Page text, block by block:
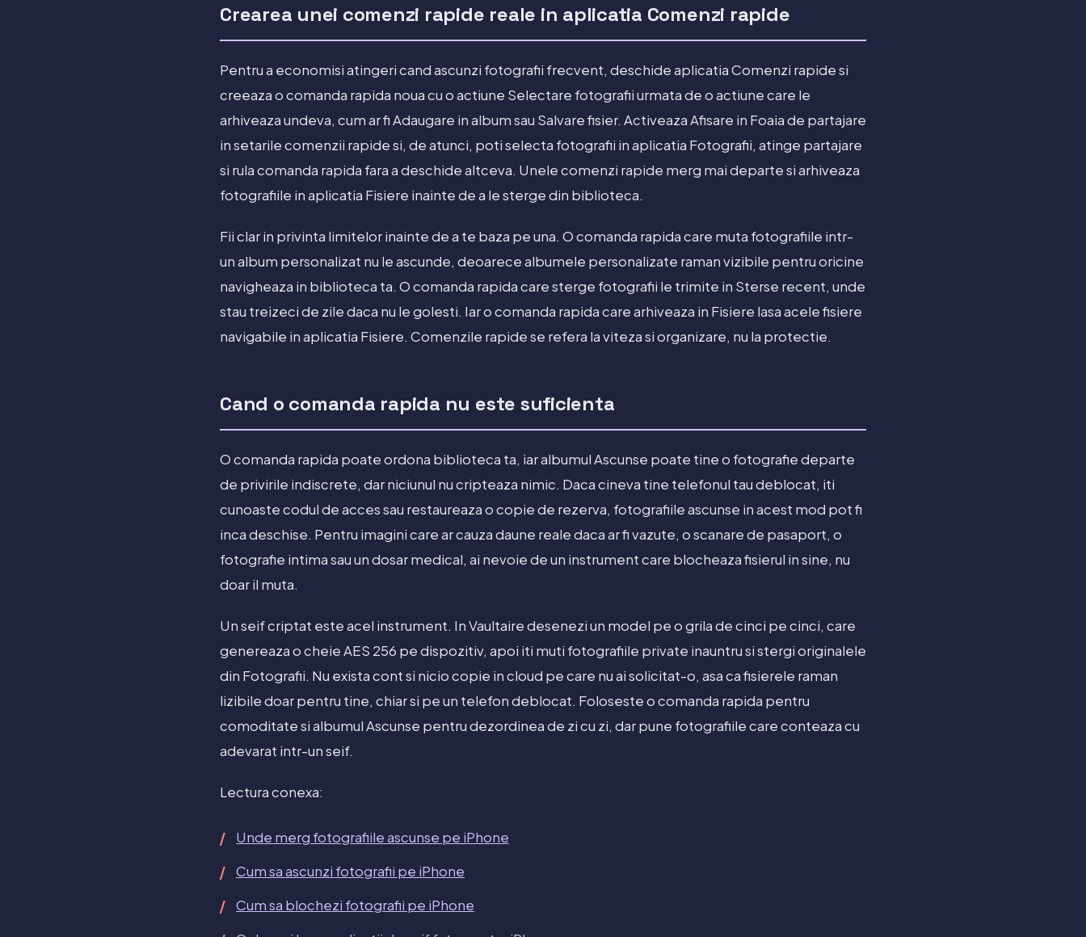
Crearea unei comenzi rapide reale in aplicatia Comenzi rapide
Pentru a economisi atingeri cand ascunzi fotografii frecvent, deschide aplicatia Comenzi rapide si
creeaza o comanda rapida noua cu o actiune Selectare fotografii urmata de o actiune care le
arhiveaza undeva, cum ar fi Adaugare in album sau Salvare fisier. Activeaza Afisare in Foaia de partajare
in setarile comenzii rapide si, de atunci, poti selecta fotografii in aplicatia Fotografii, atinge partajare
si rula comanda rapida fara a deschide altceva. Unele comenzi rapide merg mai departe si arhiveaza
fotografiile in aplicatia Fisiere inainte de a le sterge din biblioteca.
Fii clar in privinta limitelor inainte de a te baza pe una. O comanda rapida care muta fotografiile intr-
un album personalizat nu le ascunde, deoarece albumele personalizate raman vizibile pentru oricine
navigheaza in biblioteca ta. O comanda rapida care sterge fotografii le trimite in Sterse recent, unde
stau treizeci de zile daca nu le golesti. Iar o comanda rapida care arhiveaza in Fisiere lasa acele fisiere
navigabile in aplicatia Fisiere. Comenzile rapide se refera la viteza si organizare, nu la protectie.
Cand o comanda rapida nu este suficienta
O comanda rapida poate ordona biblioteca ta, iar albumul Ascunse poate tine o fotografie departe
de privirile indiscrete, dar niciunul nu cripteaza nimic. Daca cineva tine telefonul tau deblocat, iti
cunoaste codul de acces sau restaureaza o copie de rezerva, fotografiile ascunse in acest mod pot fi
inca deschise. Pentru imagini care ar cauza daune reale daca ar fi vazute, o scanare de pasaport, o
fotografie intima sau un dosar medical, ai nevoie de un instrument care blocheaza fisierul in sine, nu
doar il muta.
Un seif criptat este acel instrument. In Vaultaire desenezi un model pe o grila de cinci pe cinci, care
genereaza o cheie AES 256 pe dispozitiv, apoi iti muti fotografiile private inauntru si stergi originalele
din Fotografii. Nu exista cont si nicio copie in cloud pe care nu ai solicitat-o, asa ca fisierele raman
lizibile doar pentru tine, chiar si pe un telefon deblocat. Foloseste o comanda rapida pentru
comoditate si albumul Ascunse pentru dezordinea de zi cu zi, dar pune fotografiile care conteaza cu
adevarat intr-un seif.
Lectura conexa:
Unde merg fotografiile ascunse pe iPhone
Cum sa ascunzi fotografii pe iPhone
Cum sa blochezi fotografii pe iPhone